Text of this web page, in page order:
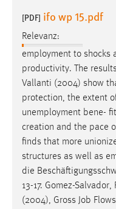
[PDF] ifo wp 15.pdf
Relevanz:
employment to shocks
productivity. The
Vallanti (2004) show
protection, the extent
unemployment bene-
creation and the pace
finds that more
structures as well as
die
13-17. Gomez-Salvador,
(2004), Gross Job